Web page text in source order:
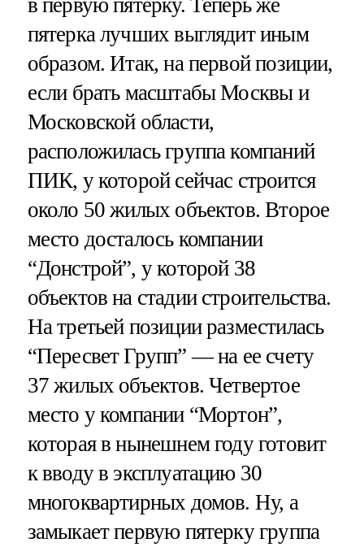
в первую пятерку. Теперь же
пятерка лучших выглядит иным
образом. Итак, на первой позиции,
если брать масштабы Москвы и
Московской области,
расположилась группа компаний
ПИК, у которой сейчас строится
около 50 жилых объектов. Второе
место досталось компании
“Донстрой”, у которой 38
объектов на стадии строительства.
На третьей позиции разместилась
“Пересвет Групп” — на ее счету
37 жилых объектов. Четвертое
место у компании “Мортон”,
которая в нынешнем году готовит
к вводу в эксплуатацию 30
многоквартирных домов. Ну, а
замыкает первую пятерку группа